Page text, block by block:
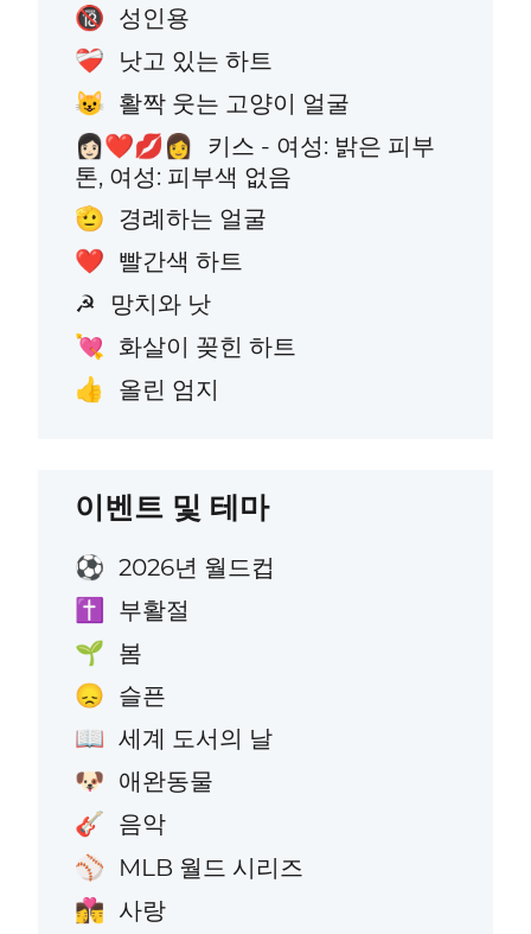
🔞 성인용
❤️‍🩹 낫고 있는 하트
😺 활짝 웃는 고양이 얼굴
👩🏻‍❤️‍💋‍👩
키스 - 여성: 밝은 피부
톤, 여성: 피부색 없음
🫡 경례하는 얼굴
❤️ 빨간색 하트
☭ 망치와 낫
💘 화살이 꽂힌 하트
👍 올린 엄지
이벤트 및 테마
⚽ 2026년 월드컵
✝️ 부활절
🌱 봄
😞 슬픈
📖 세계 도서의 날
🐶 애완동물
🎸 음악
⚾ MLB 월드 시리즈
👩‍❤️‍💋‍👨 사랑